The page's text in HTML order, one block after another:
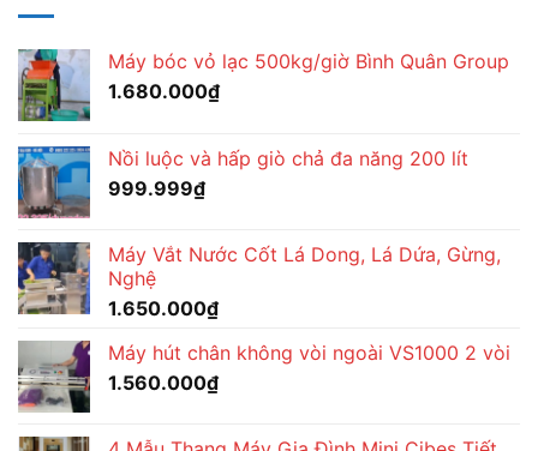
Máy bóc vỏ lạc 500kg/giờ Bình Quân Group
1.680.000₫
Nồi luộc và hấp giò chả đa năng 200 lít
999.999₫
Máy Vắt Nước Cốt Lá Dong, Lá Dứa, Gừng,
Nghệ
1.650.000₫
Máy hút chân không vòi ngoài VS1000 2 vòi
1.560.000₫